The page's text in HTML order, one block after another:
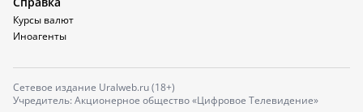
Курсы валют
Иноагенты
Сетевое издание Uralweb.ru (18+)
Учредитель: Акционерное общество «Цифровое Телевидение»